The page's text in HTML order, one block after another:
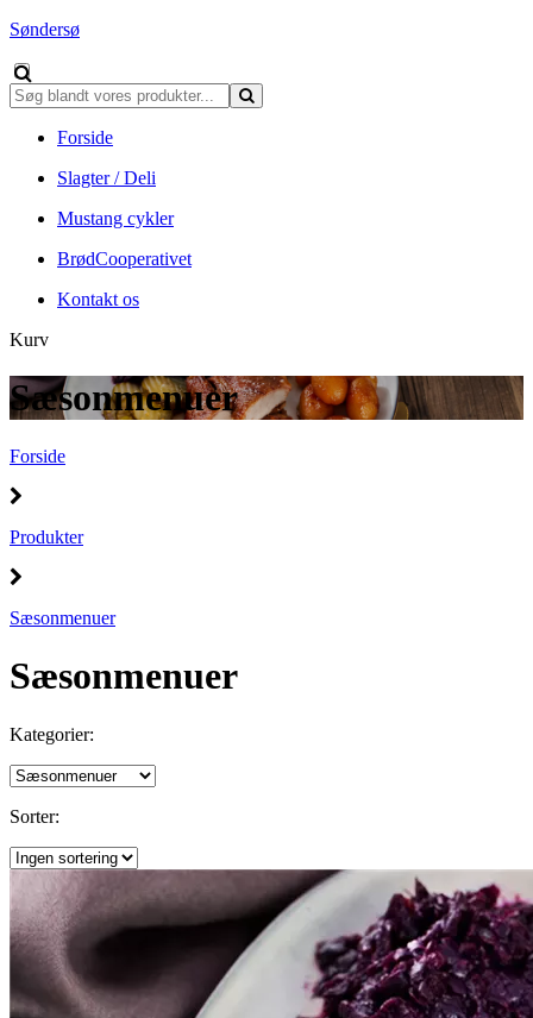
Søndersø
Forside
Slagter / Deli
Mustang cykler
BrødCooperativet
Kontakt os
Kurv
Sæsonmenuer
Forside
Produkter
Sæsonmenuer
Sæsonmenuer
Kategorier:
Sorter: